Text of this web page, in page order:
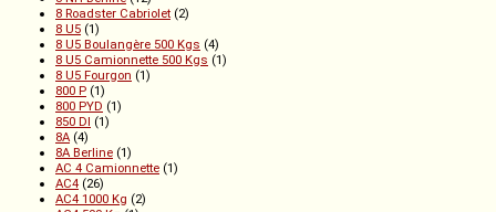
8 Roadster Cabriolet (2)
8 U5 (1)
8 U5 Boulangère 500 Kgs (4)
8 U5 Camionnette 500 Kgs (1)
8 U5 Fourgon (1)
800 P (1)
800 PYD (1)
850 DI (1)
8A (4)
8A Berline (1)
AC 4 Camionnette (1)
AC4 (26)
AC4 1000 Kg (2)